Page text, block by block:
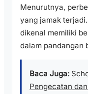
Menurutnya,
yang jamak
dikenal memiliki
dalam pandangan
Baca Juga:
Pengecatan